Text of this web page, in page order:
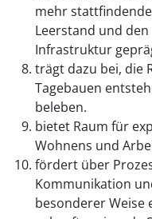
mehr
Leerstand und
Infrastruktur
trägt dazu bei, die
Tagebauen
beleben.
bietet Raum für
Wohnens und
fördert über
Kommunikation
besonderer Weise